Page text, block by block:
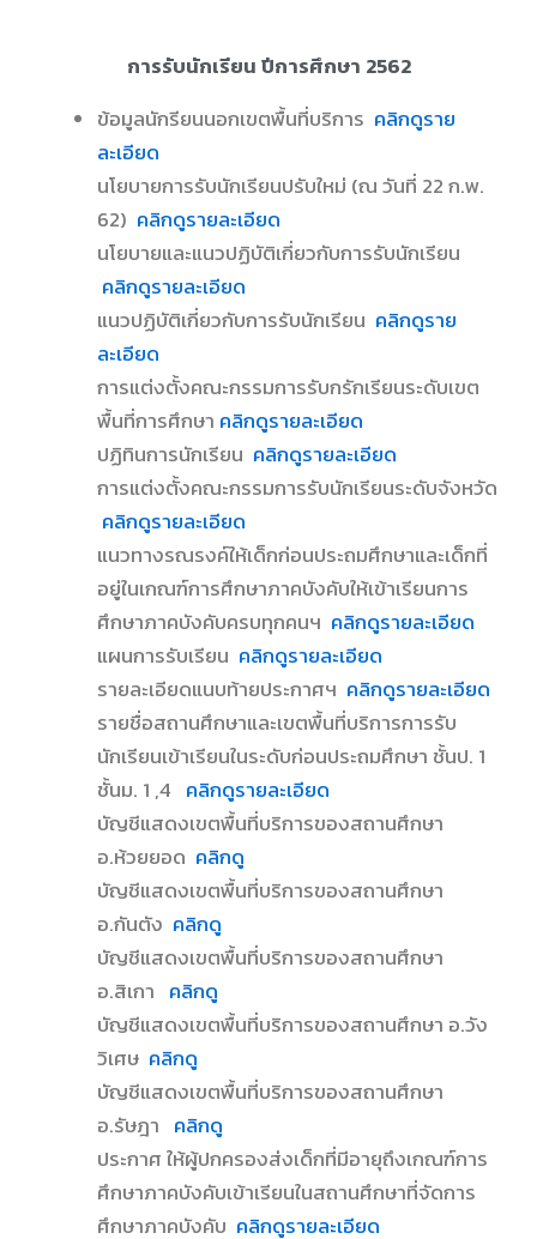
การรับนักเรียน ปีการศึกษา 2562
ข้อมูลนักรียนนอกเขตพื้นที่บริการ คลิกดูราย
ละเอียด
นโยบายการรับนักเรียนปรับใหม่ (ณ วันที่ 22 ก.พ.
62) คลิกดูรายละเอียด
นโยบายและแนวปฏิบัติเกี่ยวกับการรับนักเรียน
คลิกดูรายละเอียด
แนวปฏิบัติเกี่ยวกับการรับนักเรียน คลิกดูราย
ละเอียด
การแต่งตั้งคณะกรรมการรับกรักเรียนระดับเขต
พื้นที่การศึกษา คลิกดูรายละเอียด
ปฏิทินการนักเรียน คลิกดูรายละเอียด
การแต่งตั้งคณะกรรมการรับนักเรียนระดับจังหวัด
คลิกดูรายละเอียด
แนวทางรณรงค์ให้เด็กก่อนประถมศึกษาและเด็กที่
อยู่ในเกณฑ์การศึกษาภาคบังคับให้เข้าเรียนการ
ศึกษาภาคบังคับครบทุกคนฯ คลิกดูรายละเอียด
แผนการรับเรียน คลิกดูรายละเอียด
รายละเอียดแนบท้ายประกาศฯ คลิกดูรายละเอียด
รายชื่อสถานศึกษาและเขตพื้นที่บริการการรับ
นักเรียนเข้าเรียนในระดับก่อนประถมศึกษา ชั้นป. 1
ชั้นม. 1 ,4 คลิกดูรายละเอียด
บัญชีแสดงเขตพื้นที่บริการของสถานศึกษา
อ.ห้วยยอด คลิกดู
บัญชีแสดงเขตพื้นที่บริการของสถานศึกษา
อ.กันตัง คลิกดู
บัญชีแสดงเขตพื้นที่บริการของสถานศึกษา
อ.สิเกา คลิกดู
บัญชีแสดงเขตพื้นที่บริการของสถานศึกษา อ.วัง
วิเศษ คลิกดู
บัญชีแสดงเขตพื้นที่บริการของสถานศึกษา
อ.รัษฎา คลิกดู
ประกาศ ให้ผู้ปกครองส่งเด็กที่มีอายุถึงเกณฑ์การ
ศึกษาภาคบังคับเข้าเรียนในสถานศึกษาที่จัดการ
ศึกษาภาคบังคับ คลิกดูรายละเอียด